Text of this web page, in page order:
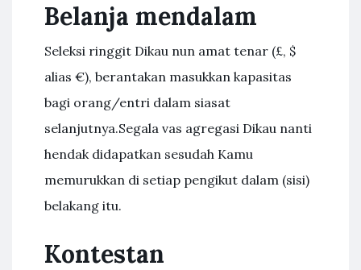
Belanja mendalam
Seleksi ringgit Dikau nun amat tenar (£, $
alias €), berantakan masukkan kapasitas
bagi orang/entri dalam siasat
selanjutnya.Segala vas agregasi Dikau nanti
hendak didapatkan sesudah Kamu
memurukkan di setiap pengikut dalam (sisi)
belakang itu.
Kontestan